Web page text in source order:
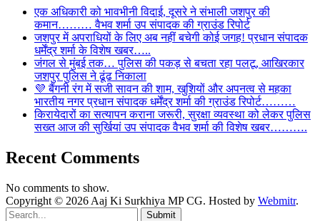
एक अधिकारी को भावभीनी विदाई, दूसरे ने संभाली जशपुर की
कमान……… वैभव शर्मा उप संपादक की ग्राउंड रिपोर्ट
जशपुर में अपराधियों के लिए अब नहीं बचेगी कोई जगह! प्रधान संपादक
धर्मेंद्र शर्मा के विशेष खबर…..
जंगल से मुंबई तक… पुलिस की पकड़ से बचता रहा पलटू, आखिरकार
जशपुर पुलिस ने ढूंढ निकाला
💜 बैंगनी रंग में सजी सावन की शाम, खुशियों और अपनत्व से महका
भारतीय नगर प्रधान संपादक धर्मेंद्र शर्मा की ग्राउंड रिपोर्ट………
किरायेदारों का सत्यापन कराना जरूरी, सुरक्षा व्यवस्था को लेकर पुलिस
सख्त आज की सुर्खियां उप संपादक वैभव शर्मा की विशेष खबर……….
Recent Comments
No comments to show.
Copyright © 2026 Aaj Ki Surkhiya MP CG. Hosted by Webmitr.
Submit